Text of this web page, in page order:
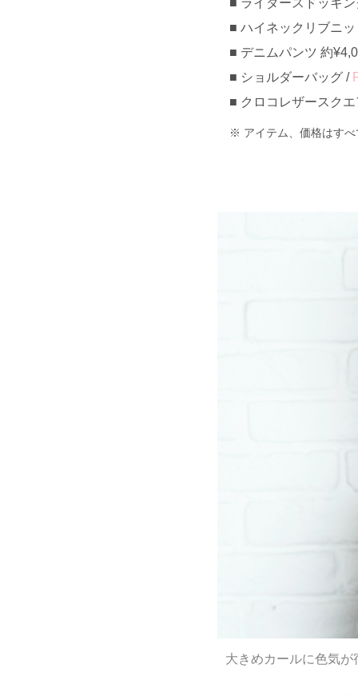
ライダースドッキ
ハイネックリブニ
デニムパンツ 約
ショルダーバッグ /
クロコレザースク
アイテム、価格はす
大きめカールに色気